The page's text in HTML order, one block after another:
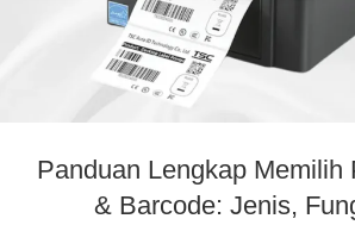
Panduan Lengkap Memilih
& Barcode: Jenis,